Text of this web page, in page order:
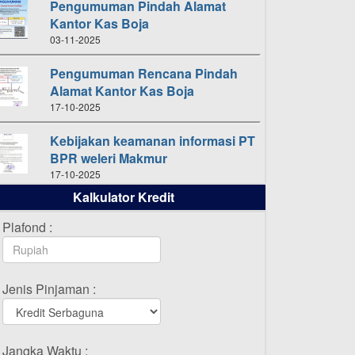
Pengumuman Pindah Alamat
Kantor Kas Boja
03-11-2025
Pengumuman Rencana Pindah
Alamat Kantor Kas Boja
17-10-2025
Kebijakan keamanan informasi PT
BPR weleri Makmur
17-10-2025
Daftar Pemenang Undian
TAMASHA Bulan Oktober 2025
16-10-2025
TAMASHA Bulan September 2025
20-09-2025
Daftar Pemenang Undian
Kalkulator Kredit
Plafond :
Jenis Pinjaman :
Jangka Waktu :